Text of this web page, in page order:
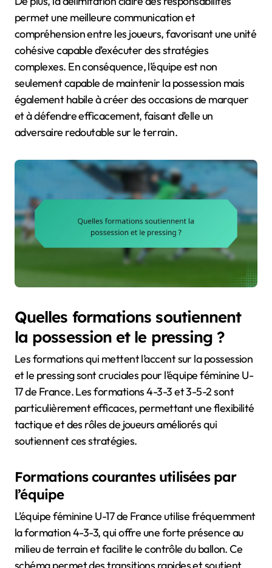
permet une meilleure communication et
compréhension entre les joueurs, favorisant une unité
cohésive capable d’exécuter des stratégies
complexes. En conséquence, l’équipe est non
seulement capable de maintenir la possession mais
également habile à créer des occasions de marquer
et à défendre efficacement, faisant d’elle un
adversaire redoutable sur le terrain.
Quelles formations soutiennent
la possession et le pressing ?
Les formations qui mettent l’accent sur la possession
et le pressing sont cruciales pour l’équipe féminine U-
17 de France. Les formations 4-3-3 et 3-5-2 sont
particulièrement efficaces, permettant une flexibilité
tactique et des rôles de joueurs améliorés qui
soutiennent ces stratégies.
Formations courantes utilisées par
l’équipe
L’équipe féminine U-17 de France utilise fréquemment
la formation 4-3-3, qui offre une forte présence au
milieu de terrain et facilite le contrôle du ballon. Ce
schéma permet des transitions rapides et soutient